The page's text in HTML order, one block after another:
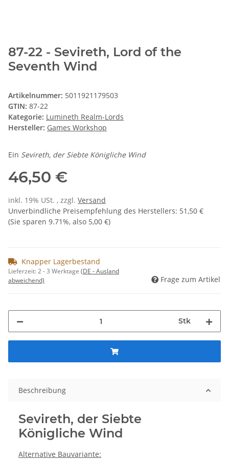
87-22 - Sevireth, Lord of the
Seventh Wind
Artikelnummer: 5011921179503
GTIN: 87-22
Kategorie: Lumineth Realm-Lords
Hersteller: Games Workshop
Ein Sevireth, der Siebte Königliche Wind
46,50 €
inkl. 19% USt. , zzgl. Versand
Unverbindliche Preisempfehlung des Herstellers: 51,50 €
(Sie sparen 9.71%, also 5,00 €)
Knapper Lagerbestand
Lieferzeit:2 - 3 Werktage (DE - Ausland
abweichend)
Frage zum Artikel
Stk
Beschreibung
Sevireth, der Siebte
Königliche Wind
Alternative Bauvariante: